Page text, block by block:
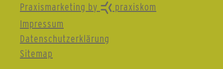
Praxismarketing by
praxiskom
Impressum
Datenschutzerklärung
Sitemap